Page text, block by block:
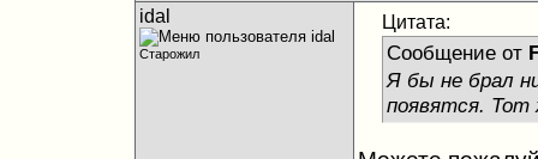
idal
Старожил
Цитата:
Сообщение от
Я бы не брал
появятся. Тот